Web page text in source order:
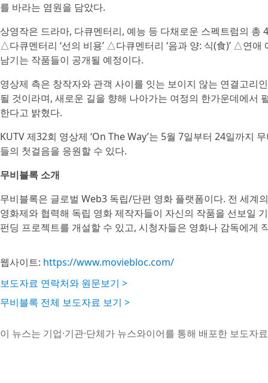
를 바라는 염원을 담았다.
상영작은 드라마, 다큐멘터리, 예능 등 다채로운 스펙트럼의
△다큐멘터리 ‘선의 비용’ △다큐멘터리 ‘음과 양: 식(食)’ △연
남기는 작품들이 공개될 예정이다.
영상제 측은 창작자와 관객 사이를 잇는 보이지 않는 연결고리
될 것이라며, 새로운 길을 향해 나아가는 여정의 한가운데에서
한다고 밝혔다.
KUTV 제32회 영상제 ‘On The Way’는 5월 7일부터 24일까지
들의 첫걸음을 응원할 수 있다.
무비블록 소개
무비블록은 글로벌 Web3 독립/단편 영화 플랫폼이다. 전 세계
영화제와 협력해 독립 영화 제작자들이 자신의 작품을 선보일
펀딩 프로젝트를 개설할 수 있고, 시청자들은 영화나 감독에게
웹사이트: https://www.moviebloc.com/
보도자료 연락처와 원문보기 >
무비블록 전체 보도자료 보기 >
이 뉴스는 기업·기관·단체가 뉴스와이어를 통해 배포한 보도자